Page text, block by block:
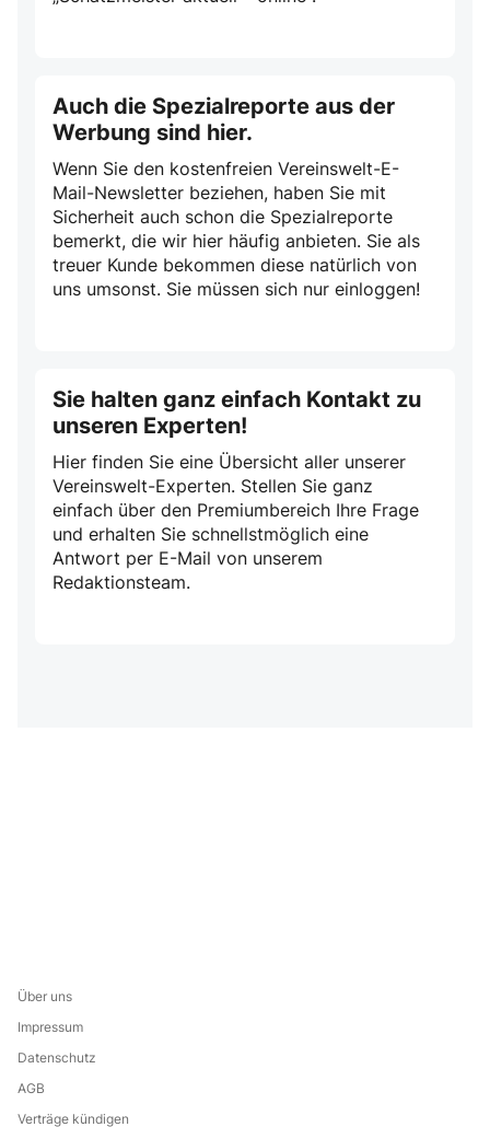
Auch die Spezialreporte aus der
Werbung sind hier.
Wenn Sie den kostenfreien Vereinswelt-E-
Mail-Newsletter beziehen, haben Sie mit
Sicherheit auch schon die Spezialreporte
bemerkt, die wir hier häufig anbieten. Sie als
treuer Kunde bekommen diese natürlich von
uns umsonst. Sie müssen sich nur einloggen!
Sie halten ganz einfach Kontakt zu
unseren Experten!
Hier finden Sie eine Übersicht aller unserer
Vereinswelt-Experten. Stellen Sie ganz
einfach über den Premiumbereich Ihre Frage
und erhalten Sie schnellstmöglich eine
Antwort per E-Mail von unserem
Redaktionsteam.
Über uns
Impressum
Datenschutz
AGB
Verträge kündigen